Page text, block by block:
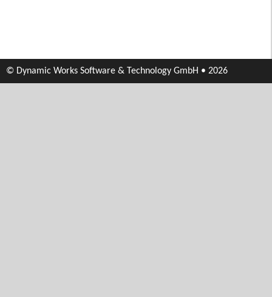
© Dynamic Works Software & Technology GmbH • 2026